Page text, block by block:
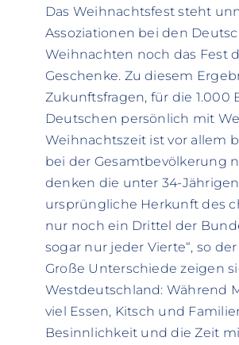
Das Weihnachtsfest steht
Assoziationen bei den
Weihnachten noch das Fest
Geschenke. Zu diesem
Zukunftsfragen, für die
Deutschen persönlich mit
Weihnachtszeit ist vor allem
bei der Gesamtbevölkerung
denken die unter 34-
ursprüngliche Herkunft des
nur noch ein Drittel der
sogar nur jeder Vierte“, so
Große Unterschiede zeigen
Westdeutschland: Während
viel Essen, Kitsch und
Besinnlichkeit und die Zeit